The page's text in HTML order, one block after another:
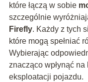
które łączą w sobie
szczególnie
Firefly. Każdy z tych
które mogą spełniać
Wybierając
znacząco wpłynąć
eksploatacji pojazdu.